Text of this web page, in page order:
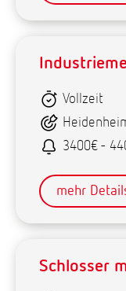
Vollzeit
3400€ -
mehr
Schlosser